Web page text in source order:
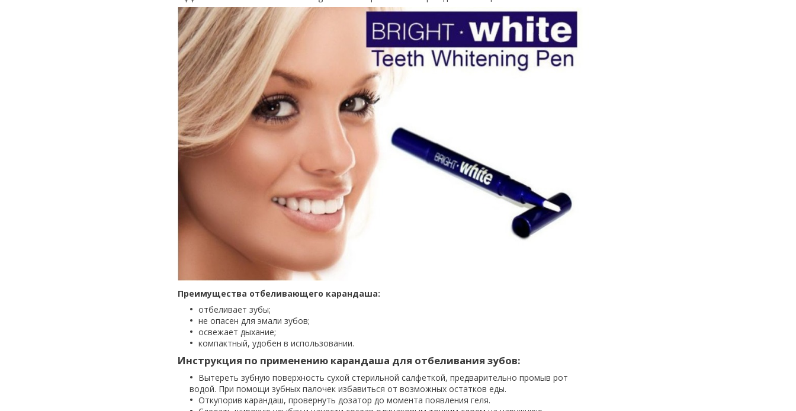
Преимущества отбеливающего карандаша:
отбеливает зубы;
не опасен для эмали зубов;
освежает дыхание;
компактный, удобен в использовании.
Инструкция по применению карандаша для отбеливания зубов:
Вытереть зубную поверхность сухой стерильной салфеткой, предварительно промыв рот
водой. При помощи зубных палочек избавиться от возможных остатков еды.
Откупорив карандаш, провернуть дозатор до момента появления геля.